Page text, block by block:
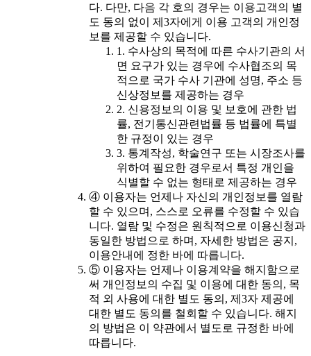
다. 다만, 다음 각 호의 경우는 이용고객의 별
도 동의 없이 제3자에게 이용 고객의 개인정
보를 제공할 수 있습니다.
1. 수사상의 목적에 따른 수사기관의 서
면 요구가 있는 경우에 수사협조의 목
적으로 국가 수사 기관에 성명, 주소 등
신상정보를 제공하는 경우
2. 신용정보의 이용 및 보호에 관한 법
률, 전기통신관련법률 등 법률에 특별
한 규정이 있는 경우
3. 통계작성, 학술연구 또는 시장조사를
위하여 필요한 경우로서 특정 개인을
식별할 수 없는 형태로 제공하는 경우
④ 이용자는 언제나 자신의 개인정보를 열람
할 수 있으며, 스스로 오류를 수정할 수 있습
니다. 열람 및 수정은 원칙적으로 이용신청과
동일한 방법으로 하며, 자세한 방법은 공지,
이용안내에 정한 바에 따릅니다.
⑤ 이용자는 언제나 이용계약을 해지함으로
써 개인정보의 수집 및 이용에 대한 동의, 목
적 외 사용에 대한 별도 동의, 제3자 제공에
대한 별도 동의를 철회할 수 있습니다. 해지
의 방법은 이 약관에서 별도로 규정한 바에
따릅니다.